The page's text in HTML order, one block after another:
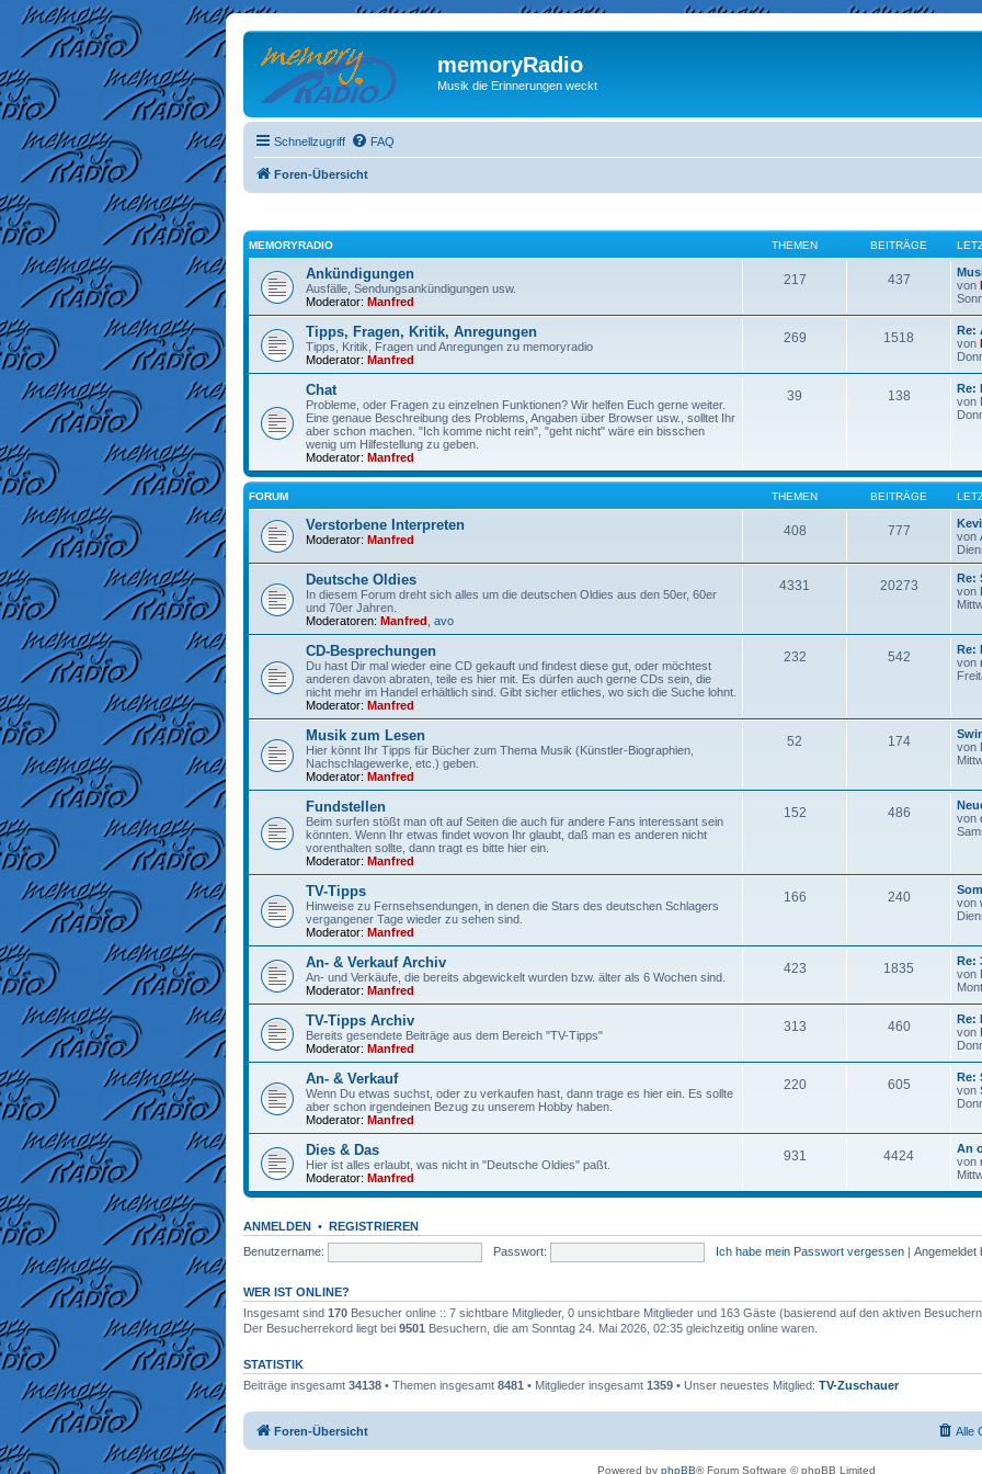
memoryRadio
Musik die Erinnerungen weckt
Schnellzugriff FAQ
Foren-Übersicht
MEMORYRADIO THEMEN BEITRÄGE
Ankündigungen
Ausfälle, Sendungsankündigungen usw.
Moderator: Manfred
217 437
von
Tipps, Fragen, Kritik, Anregungen
Tipps, Kritik, Fragen und Anregungen zu memoryradio
Moderator: Manfred
269 1518
Re:
von
Chat
Probleme, oder Fragen zu einzelnen Funktionen? Wir helfen Euch gerne weiter.
Eine genaue Beschreibung des Problems, Angaben über Browser usw., solltet Ihr
aber schon machen. "Ich komme nicht rein", "geht nicht" wäre ein bisschen
wenig um Hilfestellung zu geben.
Moderator: Manfred
39 138
Re:
von
FORUM THEMEN BEITRÄGE
Verstorbene Interpreten
Moderator: Manfred
408 777
von
Deutsche Oldies
In diesem Forum dreht sich alles um die deutschen Oldies aus den 50er, 60er
und 70er Jahren.
Moderatoren: Manfred avo
4331 20273
Re:
von
CD-Besprechungen
Du hast Dir mal wieder eine CD gekauft und findest diese gut, oder möchtest
anderen davon abraten, teile es hier mit. Es dürfen auch gerne CDs sein, die
nicht mehr im Handel erhältlich sind. Gibt sicher etliches, wo sich die Suche lohnt.
Moderator: Manfred
232 542
Re:
von
Musik zum Lesen
Hier könnt Ihr Tipps für Bücher zum Thema Musik (Künstler-Biographien,
Nachschlagewerke, etc.) geben.
Moderator: Manfred
52 174
von
Fundstellen
Beim surfen stößt man oft auf Seiten die auch für andere Fans interessant sein
könnten. Wenn Ihr etwas findet wovon Ihr glaubt, daß man es anderen nicht
vorenthalten sollte, dann tragt es bitte hier ein.
Moderator: Manfred
152 486
von
TV-Tipps
Hinweise zu Fernsehsendungen, in denen die Stars des deutschen Schlagers
vergangener Tage wieder zu sehen sind.
Moderator: Manfred
166 240
von
An- & Verkauf Archiv
An- und Verkäufe, die bereits abgewickelt wurden bzw. älter als 6 Wochen sind.
Moderator: Manfred
423 1835
Re:
von
TV-Tipps Archiv
Bereits gesendete Beiträge aus dem Bereich "TV-Tipps"
Moderator: Manfred
313 460
Re:
von
An- & Verkauf
Wenn Du etwas suchst, oder zu verkaufen hast, dann trage es hier ein. Es sollte
aber schon irgendeinen Bezug zu unserem Hobby haben.
Moderator: Manfred
220 605
Re:
von
Dies & Das
Hier ist alles erlaubt, was nicht in "Deutsche Oldies" paßt.
Moderator: Manfred
931 4424
An
von
ANMELDEN • REGISTRIEREN
Benutzername:
Passwort: Ich habe mein Passwort vergessen | Angemeldet
WER IST ONLINE?
Insgesamt sind 170 Besucher online :: 7 sichtbare Mitglieder, 0 unsichtbare Mitglieder und 163 Gäste (basierend auf den aktiven
Der Besucherrekord liegt bei 9501 Besuchern, die am Sonntag 24. Mai 2026, 02:35 gleichzeitig online waren.
STATISTIK
Beiträge insgesamt 34138 • Themen insgesamt 8481 • Mitglieder insgesamt 1359 • Unser neuestes Mitglied: TV-Zuschauer
Foren-Übersicht Alle
Powered by phpBB® Forum Software © phpBB Limited